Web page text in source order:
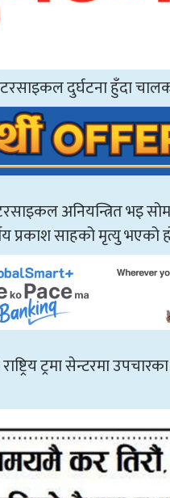
दुर्घटना हुँदा
अनियन्त्रित भइ
प्रकाश साहको मृत्यु भएको
ट्रमा सेन्टरमा